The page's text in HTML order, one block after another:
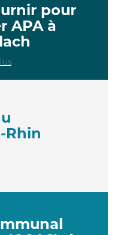
pour
APA à
Rhin